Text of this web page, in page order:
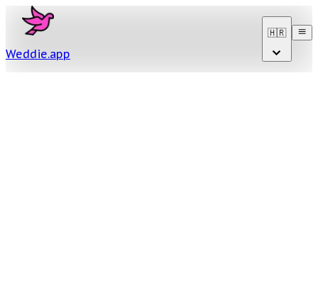
Weddie.app
🇭🇷